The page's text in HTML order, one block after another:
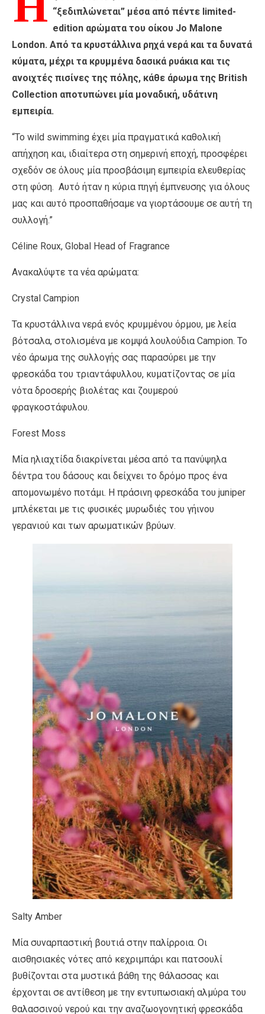
“ξεδιπλώνεται” µέσα από πέντε limited-
edition αρώµατα του οίκου Jo Malone
London. Από τα κρυστάλλινα ρηχά νερά και τα δυνατά
κύµατα, µέχρι τα κρυµµένα δασικά ρυάκια και τις
ανοιχτές πισίνες της πόλης, κάθε άρωµα της British
Collection αποτυπώνει µία µοναδική, υδάτινη
εµπειρία.
“Το wild swimming έχει µία πραγµατικά καθολική
απήχηση και, ιδιαίτερα στη σηµερινή εποχή, προσφέρει
σχεδόν σε όλους µία προσβάσιµη εµπειρία ελευθερίας
στη φύση. Αυτό ήταν η κύρια πηγή έµπνευσης για όλους
µας και αυτό προσπαθήσαµε να γιορτάσουµε σε αυτή τη
συλλογή.”
Céline Roux, Global Head of Fragrance
Ανακαλύψτε τα νέα αρώµατα:
Crystal Campion
Τα κρυστάλλινα νερά ενός κρυµµένου όρµου, µε λεία
βότσαλα, στολισµένα µε κοµψά λουλούδια Campion. Το
νέο άρωµα της συλλογής σας παρασύρει µε την
φρεσκάδα του τριαντάφυλλου, κυµατίζοντας σε µία
νότα δροσερής βιολέτας και ζουµερού
φραγκοστάφυλου.
Forest Moss
Μία ηλιαχτίδα διακρίνεται µέσα από τα πανύψηλα
δέντρα του δάσους και δείχνει το δρόµο προς ένα
αποµονωµένο ποτάµι. Η πράσινη φρεσκάδα του juniper
µπλέκεται µε τις φυσικές µυρωδιές του γήινου
γερανιού και των αρωµατικών βρύων.
Salty Amber
Μία συναρπαστική βουτιά στην παλίρροια. Οι
αισθησιακές νότες από κεχριµπάρι και πατσουλί
βυθίζονται στα µυστικά βάθη της θάλασσας και
έρχονται σε αντίθεση µε την εντυπωσιακή αλµύρα του
θαλασσινού νερού και την αναζωογονητική φρεσκάδα